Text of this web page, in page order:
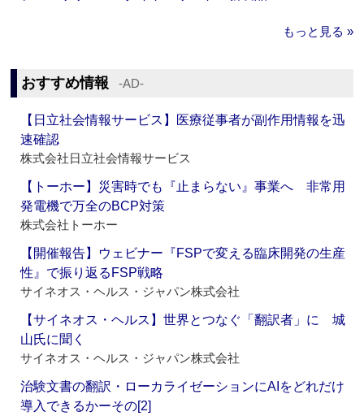
もっと見る »
おすすめ情報 ‐AD‐
【日立社会情報サービス】医療従事者が副作用情報を迅
速確認
株式会社日立社会情報サービス
【トーホー】災害時でも『止まらない』事業へ 非常用
発電機で万全のBCP対策
株式会社トーホー
【開催報告】ウェビナー『FSPで変える臨床開発の生産
性』で振り返るFSP戦略
サイネオス・ヘルス・ジャパン株式会社
【サイネオス・ヘルス】世界とつなぐ「翻訳者」に 城
山氏に聞く
サイネオス・ヘルス・ジャパン株式会社
治験文書の翻訳・ローカライゼーションにAIをどれだけ
導入できるかーその[2]